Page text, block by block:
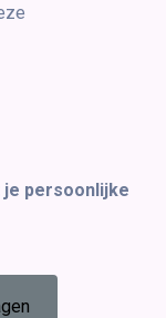
persoonlijke